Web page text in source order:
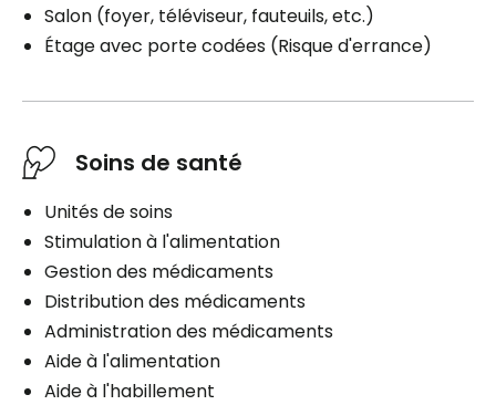
Salon (foyer, téléviseur, fauteuils, etc.)
Étage avec porte codées (Risque d'errance)
Soins de santé
Unités de soins
Stimulation à l'alimentation
Gestion des médicaments
Distribution des médicaments
Administration des médicaments
Aide à l'alimentation
Aide à l'habillement